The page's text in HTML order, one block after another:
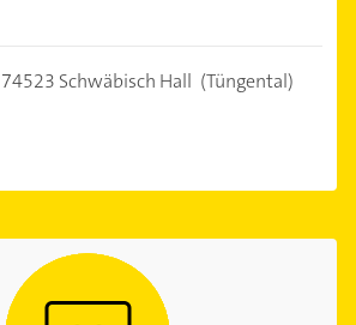
74523 Schwäbisch Hall (Tüngental)